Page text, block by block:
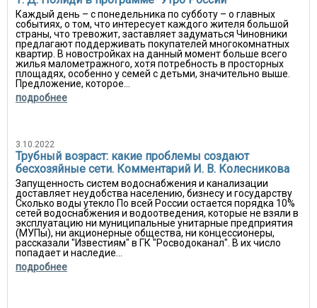
Каждый день – с понедельника по субботу – о главных
событиях, о том, что интересует каждого жителя большой
страны, что тревожит, заставляет задуматься Чиновники
предлагают поддерживать покупателей многокомнатных
квартир. В новостройках на данный момент больше всего
жилья малометражного, хотя потребность в просторных
площадях, особенно у семей с детьми, значительно выше.
Предложение, которое...
подробнее
3.10.2022
Трубный возраст: какие проблемы создают
бесхозяйные сети. Комментарий И. В. Колесникова
Запущенность систем водоснабжения и канализации
доставляет неудобства населению, бизнесу и государству
Сколько воды утекло По всей России остается порядка 10%
сетей водоснабжения и водоотведения, которые не взяли в
эксплуатацию ни муниципальные унитарные предприятия
(МУПы), ни акционерные общества, ни концессионеры,
рассказали "Известиям" в ГК "Росводоканал". В их число
попадает и наследие...
подробнее